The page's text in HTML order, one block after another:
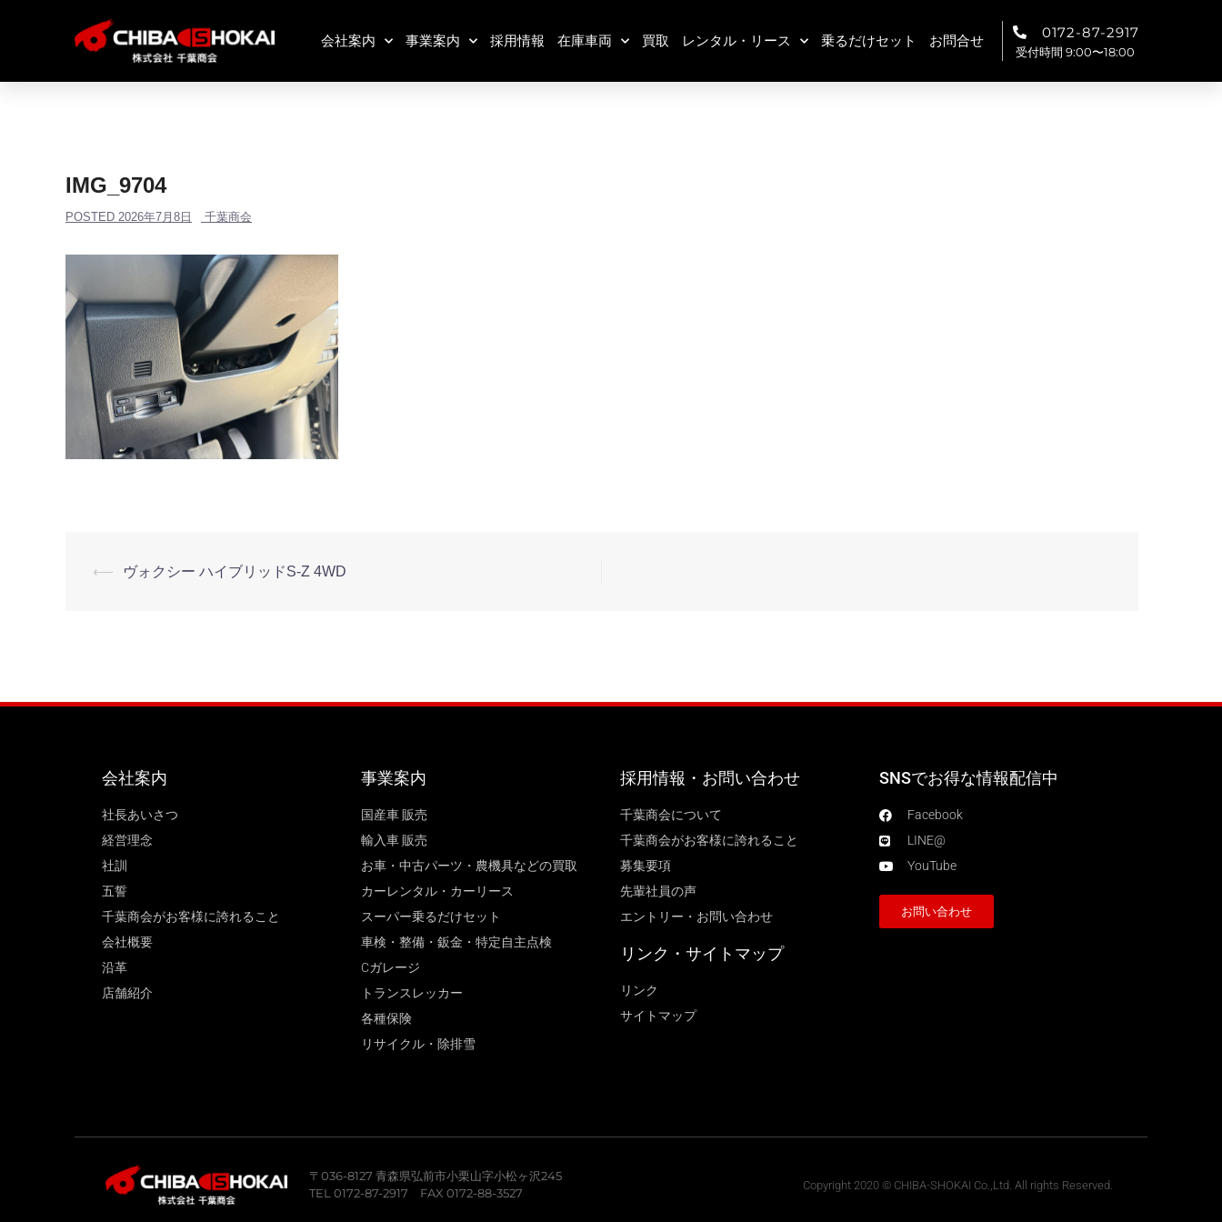
会社案内 事業案内 採用情報 在庫車両 買取 レンタル・リース 乗るだけセット お問合せ 0172-87-2917
受付時間 9:00〜18:00
IMG_9704
POSTED 2026年7月8日 千葉商会
⟵ ヴォクシー ハイブリッドS-Z 4WD
会社案内
社長あいさつ
経営理念
社訓
五誓
千葉商会がお客様に誇れること
会社概要
沿革
店舗紹介
事業案内
国産車 販売
輸入車 販売
お車・中古パーツ・農機具などの買取
カーレンタル・カーリース
スーパー乗るだけセット
車検・整備・鈑金・特定自主点検
Cガレージ
トランスレッカー
各種保険
リサイクル・除排雪
採用情報・お問い合わせ
千葉商会について
千葉商会がお客様に誇れること​
募集要項
先輩社員の声
エントリー・お問い合わせ
リンク・サイトマップ
リンク
サイトマップ
SNSでお得な情報配信中
Facebook
LINE@
YouTube
お問い合わせ
〒036-8127 青森県弘前市小栗山字小松ヶ沢245
TEL 0172-87-2917 FAX 0172-88-3527
Copyright 2020 © CHIBA-SHOKAI Co.,Ltd. All rights Reserved.